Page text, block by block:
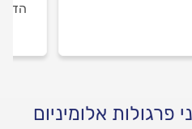
אלומיניום